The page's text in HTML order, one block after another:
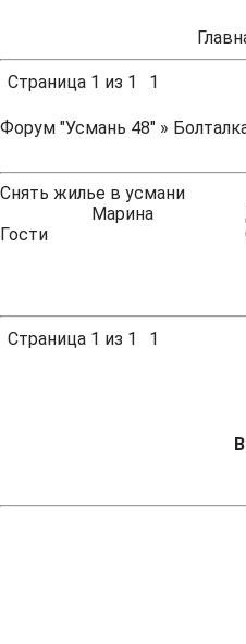
Страница 1 из 1 1
Форум "Усмань 48" »
Снять жилье в усмани
Марина
Гости
Страница 1 из 1 1